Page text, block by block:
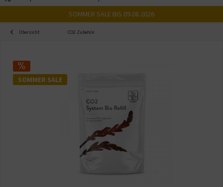
SOMMER SALE BIS 09.08.2026
Übersicht CO2 Zubehör
SOMMER SALE